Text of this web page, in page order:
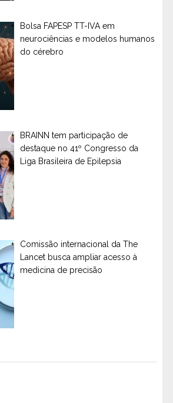
Bolsa FAPESP TT-IVA em
neurociências e modelos humanos
do cérebro
BRAINN tem participação de
destaque no 41º Congresso da
Liga Brasileira de Epilepsia
Comissão internacional da The
Lancet busca ampliar acesso à
medicina de precisão